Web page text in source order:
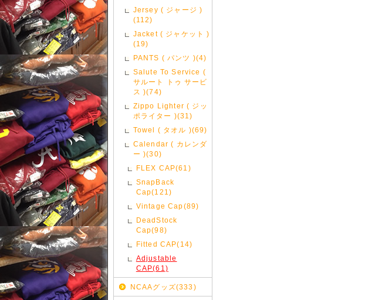
Jersey ( ジャージ )
(112)
Jacket ( ジャケット )
(19)
PANTS ( パンツ )(4)
Salute To Service (
サルート トゥ サービ
ス )(74)
Zippo Lighter ( ジッ
ポライター )(31)
Towel ( タオル )(69)
Calendar ( カレンダ
ー )(30)
FLEX CAP(61)
SnapBack
Cap(121)
Vintage Cap(89)
DeadStock
Cap(98)
Fitted CAP(14)
Adjustable
CAP(61)
NCAAグッズ(333)